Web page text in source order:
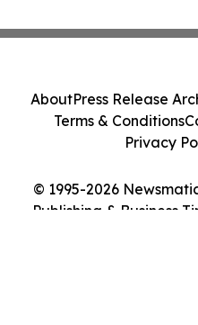
© 1995-2026
Publishing & Business
AboutPress Release
Terms & Conditions
Privacy